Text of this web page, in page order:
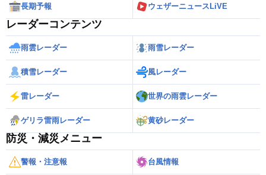
長期予報 ウェザーニュースLiVE
レーダーコンテンツ
雨雲レーダー 雨雪レーダー
積雪レーダー 風レーダー
雷レーダー 世界の雨雲レーダー
ゲリラ雷雨レーダー 黄砂レーダー
防災・減災メニュー
警報・注意報 台風情報